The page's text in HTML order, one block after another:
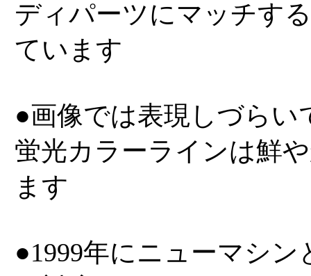
ディパーツにマッチす
ています
●画像では表現しづら
蛍光カラーラインは鮮
ます
●1999年にニューマシン